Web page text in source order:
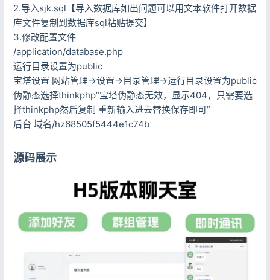
2.导入sjk.sql【导入数据库如出问题可以用文本软件打开数据
库文件复制到数据库sql粘贴提交】
3.修改配置文件
/application/database.php
运行目录设置为public
宝塔设置 网站管理->设置->目录管理->运行目录设置为public
伪静态选择thinkphp”宝塔伪静态无效，显示404，只需要选
择thinkphp然后复制 重新输入进去替换保存即可”
后台 域名/hz68505f5444e1c74b
源码展示